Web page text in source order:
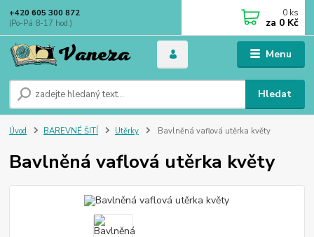
Menu
Hledat
+420 605 300 872
(Po-Pá 8-17 hod.)
0 ks
za 0 Kč
Úvod BAREVNÉ ŠITÍ Utěrky Bavlněná vaflová utěrka květy
Bavlněná vaflová utěrka květy